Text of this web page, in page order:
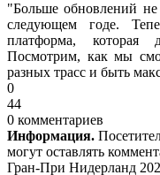
"Больше обновлений не
следующем годе.
платформа, которая
Посмотрим, как мы
разных трасс и быть
0
44
0 комментариев
Информация.
могут оставлять
Гран-При Нидерланд